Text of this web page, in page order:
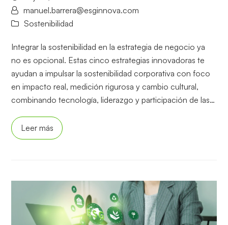
manuel.barrera@esginnova.com
Sostenibilidad
Integrar la sostenibilidad en la estrategia de negocio ya
no es opcional. Estas cinco estrategias innovadoras te
ayudan a impulsar la sostenibilidad corporativa con foco
en impacto real, medición rigurosa y cambio cultural,
combinando tecnología, liderazgo y participación de las…
Leer más